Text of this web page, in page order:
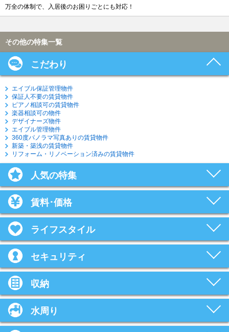
万全の体制で、入居後のお困りごとにも対応！
その他の特集一覧
こだわり
エイブル保証管理物件
保証人不要の賃貸物件
ピアノ相談可の賃貸物件
楽器相談可の物件
デザイナーズ物件
エイブル管理物件
360度パノラマ写真ありの賃貸物件
新築・築浅の賃貸物件
リフォーム・リノベーション済みの賃貸物件
人気の特集
賃料･価格
ライフスタイル
セキュリティ
収納
水周り